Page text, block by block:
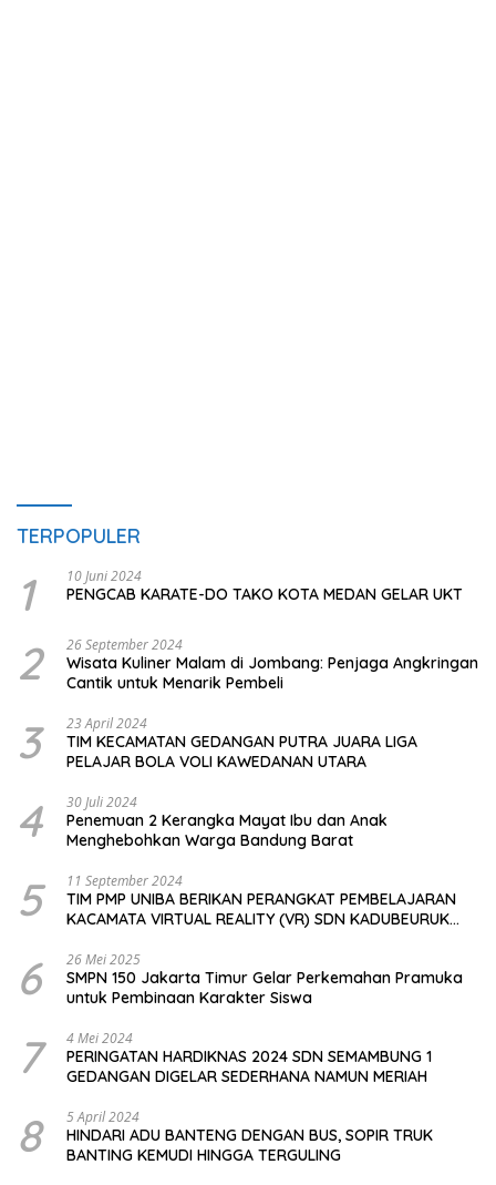
TERPOPULER
1 10 Juni 2024
PENGCAB KARATE-DO TAKO KOTA MEDAN GELAR UKT
2 26 September 2024
Wisata Kuliner Malam di Jombang: Penjaga Angkringan
Cantik untuk Menarik Pembeli
3 23 April 2024
TIM KECAMATAN GEDANGAN PUTRA JUARA LIGA
PELAJAR BOLA VOLI KAWEDANAN UTARA
4 30 Juli 2024
Penemuan 2 Kerangka Mayat Ibu dan Anak
Menghebohkan Warga Bandung Barat
5 11 September 2024
TIM PMP UNIBA BERIKAN PERANGKAT PEMBELAJARAN
KACAMATA VIRTUAL REALITY (VR) SDN KADUBEURUK
6 26 Mei 2025
SMPN 150 Jakarta Timur Gelar Perkemahan Pramuka
untuk Pembinaan Karakter Siswa
7 4 Mei 2024
PERINGATAN HARDIKNAS 2024 SDN SEMAMBUNG 1
GEDANGAN DIGELAR SEDERHANA NAMUN MERIAH
8 5 April 2024
HINDARI ADU BANTENG DENGAN BUS, SOPIR TRUK
BANTING KEMUDI HINGGA TERGULING